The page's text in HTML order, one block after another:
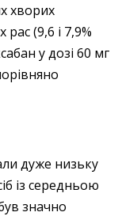
хворих
(9,6 і 7,9%
у дозі 60 мг
дуже низьку
із середньою
значно